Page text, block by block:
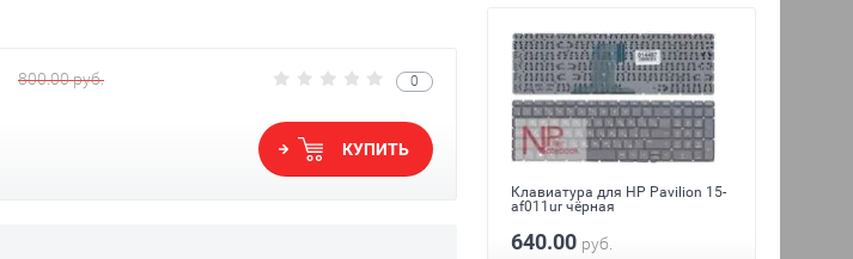
Клавиатура для HP Pavilion 15-
af011ur чёрная
640.00 руб.
0
800.00руб.
КУПИТЬ